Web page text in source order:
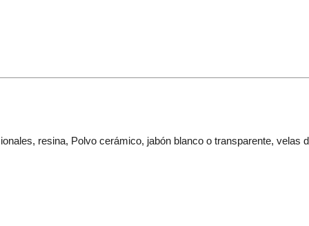
resina, Polvo cerámico, jabón blanco o transparente, velas